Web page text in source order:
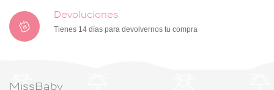
Devoluciones
Tienes 14 días para devolvernos tu compra
MissBaby